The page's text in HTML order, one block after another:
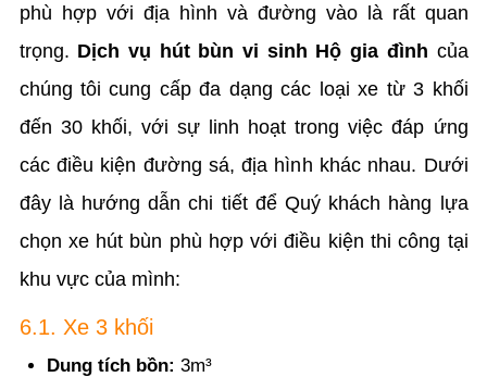
phù hợp với địa hình và đường vào là rất quan
trọng. Dịch vụ hút bùn vi sinh Hộ gia đình của
chúng tôi cung cấp đa dạng các loại xe từ 3 khối
đến 30 khối, với sự linh hoạt trong việc đáp ứng
các điều kiện đường sá, địa hình khác nhau. Dưới
đây là hướng dẫn chi tiết để Quý khách hàng lựa
chọn xe hút bùn phù hợp với điều kiện thi công tại
khu vực của mình:
6.1. Xe 3 khối
Dung tích bồn: 3m³